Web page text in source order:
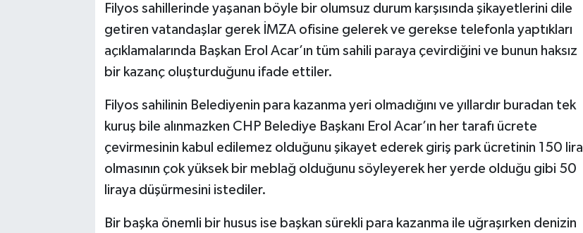
Filyos sahillerinde yaşanan böyle bir olumsuz durum karşısında şikayetlerini dile
getiren vatandaşlar gerek İMZA ofisine gelerek ve gerekse telefonla yaptıkları
açıklamalarında Başkan Erol Acar’ın tüm sahili paraya çevirdiğini ve bunun haksız
bir kazanç oluşturduğunu ifade ettiler.
Filyos sahilinin Belediyenin para kazanma yeri olmadığını ve yıllardır buradan tek
kuruş bile alınmazken CHP Belediye Başkanı Erol Acar’ın her tarafı ücrete
çevirmesinin kabul edilemez olduğunu şikayet ederek giriş park ücretinin 150 lira
olmasının çok yüksek bir meblağ olduğunu söyleyerek her yerde olduğu gibi 50
liraya düşürmesini istediler.
Bir başka önemli bir husus ise başkan sürekli para kazanma ile uğraşırken denizin